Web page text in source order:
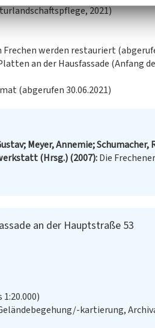
2021)
werden restauriert
an der Hausfassade (Anfang
(abgerufen 30.06.2021)
Meyer, Annemie; Schumacher,
(Hrsg.) (2007) Die
an der Hauptstraße 53
1:20.000)
kartierung,